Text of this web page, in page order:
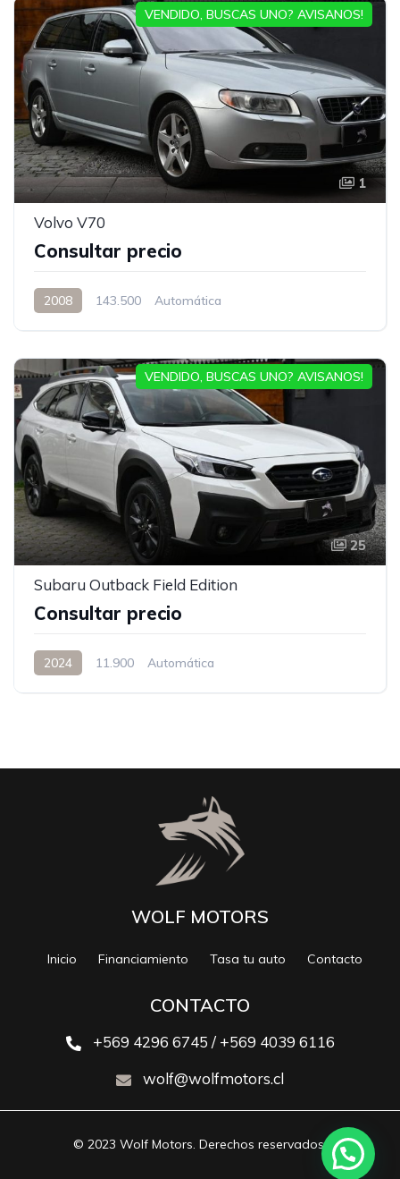
1
Volvo V70
Consultar precio
2008 143.500 Automática
VENDIDO, BUSCAS UNO? AVISANOS!
25
Subaru Outback Field Edition
Consultar precio
2024 11.900 Automática
VENDIDO, BUSCAS UNO? AVISANOS!
WOLF MOTORS
Inicio Financiamiento Tasa tu auto Contacto
CONTACTO
+569 4296 6745 / +569 4039 6116
wolf@wolfmotors.cl
© 2023 Wolf Motors. Derechos reservados.